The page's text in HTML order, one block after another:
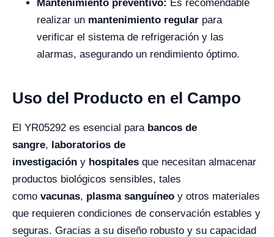
Mantenimiento preventivo: Es recomendable
realizar un mantenimiento regular para
verificar el sistema de refrigeración y las
alarmas, asegurando un rendimiento óptimo.
Uso del Producto en el Campo
El YR05292 es esencial para bancos de
sangre, laboratorios de
investigación y hospitales que necesitan almacenar
productos biológicos sensibles, tales
como vacunas, plasma sanguíneo y otros materiales
que requieren condiciones de conservación estables y
seguras. Gracias a su diseño robusto y su capacidad